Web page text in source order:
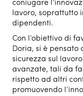
coniugare
lavoro, soprattutto
dipendenti.
Con l’obiettivo di
Doria, si è
sicurezza sul
avanzate, tali da
rispetto ad altri
promuovendo